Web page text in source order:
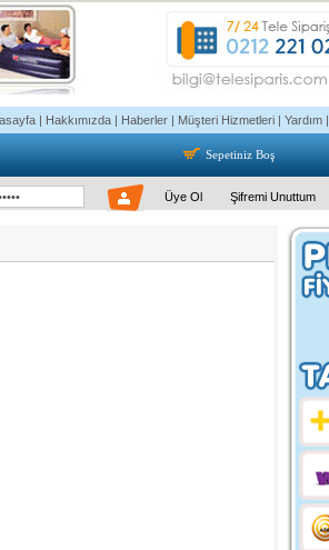
| Hakkımızda| Haberler| Müşteri Hizmetleri| Yardım|
Sepetiniz Boş
Üye Ol Şifremi Unuttum